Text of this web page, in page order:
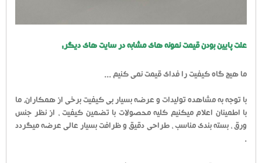
علت پایین بودن قیمت نمونه های مشابه در سایت های دیگر:
ما هیچ گاه کیفیت را فدای قیمت نمی کنیم ...
با توجه به مشاهده تولیدات و عرضه بسیار بی کیفیت برخی از همکاران، ما
با اطمینان اعلام میکنیم کلیه محصولات با تضمین کیفیت ، از نظر جنس
ورق ، بسته بندی مناسب ، طراحی دقیق و ظرافت بسیار عالی عرضه میگردد
.